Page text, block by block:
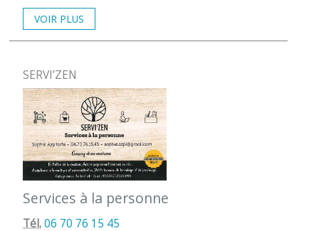
VOIR PLUS
SERVI’ZEN
Services à la personne
Tél.06 70 76 15 45